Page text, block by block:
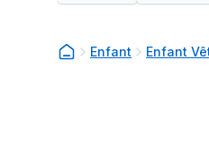
Enfant Enfant